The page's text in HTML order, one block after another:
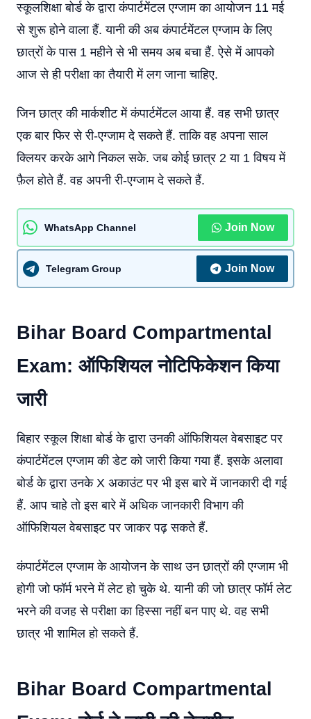
स्कूलशिक्षा बोर्ड के द्वारा कंपार्टमेंटल एग्जाम का आयोजन 11 मई
से शुरू होने वाला हैं. यानी की अब कंपार्टमेंटल एग्जाम के लिए
छात्रों के पास 1 महीने से भी समय अब बचा हैं. ऐसे में आपको
आज से ही परीक्षा का तैयारी में लग जाना चाहिए.
जिन छात्र की मार्कशीट में कंपार्टमेंटल आया हैं. वह सभी छात्र
एक बार फिर से री-एग्जाम दे सकते हैं. ताकि वह अपना साल
क्लियर करके आगे निकल सके. जब कोई छात्र 2 या 1 विषय में
फ़ैल होते हैं. वह अपनी री-एग्जाम दे सकते हैं.
WhatsApp Channel Join Now
Telegram Group Join Now
Bihar Board Compartmental
Exam: ऑफिशियल नोटिफिकेशन किया
जारी
बिहार स्कूल शिक्षा बोर्ड के द्वारा उनकी ऑफिशियल वेबसाइट पर
कंपार्टमेंटल एग्जाम की डेट को जारी किया गया हैं. इसके अलावा
बोर्ड के द्वारा उनके X अकाउंट पर भी इस बारे में जानकारी दी गई
हैं. आप चाहे तो इस बारे में अधिक जानकारी विभाग की
ऑफिशियल वेबसाइट पर जाकर पढ़ सकते हैं.
कंपार्टमेंटल एग्जाम के आयोजन के साथ उन छात्रों की एग्जाम भी
होगी जो फॉर्म भरने में लेट हो चुके थे. यानी की जो छात्र फॉर्म लेट
भरने की वजह से परीक्षा का हिस्सा नहीं बन पाए थे. वह सभी
छात्र भी शामिल हो सकते हैं.
Bihar Board Compartmental